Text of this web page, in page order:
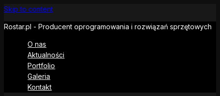
Skip to content
Rostar.pl - Producent oprogramowania i rozwiązań sprzętowych
O nas
Aktualności
Portfolio
Galeria
Kontakt